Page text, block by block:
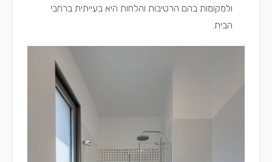
ולמקומות בהם הרטיבות והלחות היא בעייתית ברחבי
הבית.